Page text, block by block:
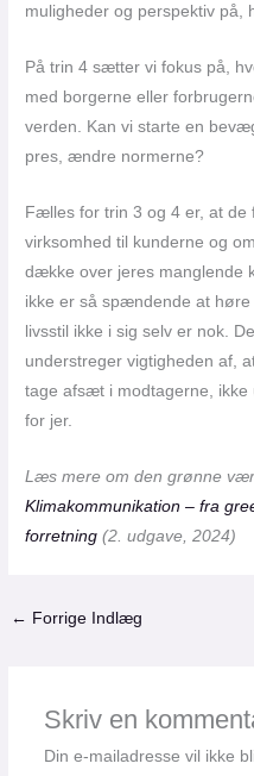
muligheder og perspektiv på,
På trin 4 sætter vi fokus på,
med borgerne eller
verden. Kan vi starte en
pres, ændre normerne?
Fælles for trin 3 og 4 er, at de
virksomhed til kunderne og
dække over jeres manglende
ikke er så spændende at
livsstil ikke i sig selv er nok.
understreger vigtigheden af,
tage afsæt i modtagerne, ikke
for jer.
Læs mere om den grønne
Klimakommunikation – fra
forretning (2. udgave, 2024)
← Forrige Indlæg
Skriv en
Din e-mailadresse vil ikke